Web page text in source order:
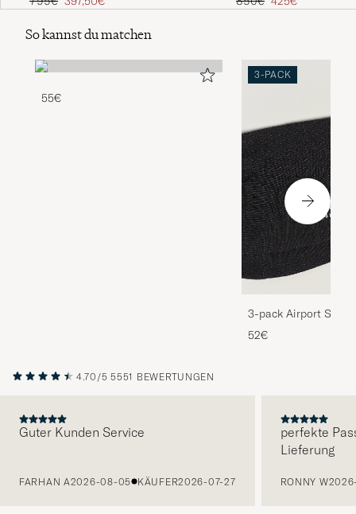
So kannst du matchen
55€
3-PACK
3-pack Airport
Melange
52€
4.70/5 5551 BEWERTUNGEN
Guter Kunden Service
FARHAN A2026-08-05 KÄUFER2026-07-27
perfekte
Lieferung
RONNY W